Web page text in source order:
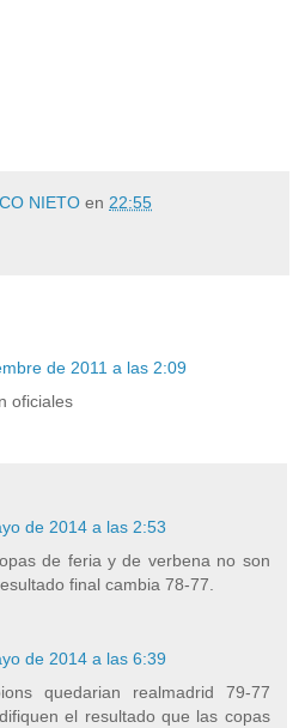
NIETO en 22:55
de 2011 a las 2:09
oficiales
de 2014 a las 2:53
de feria y de verbena no son
final cambia 78-77.
de 2014 a las 6:39
quedarian realmadrid 79-77
el resultado que las copas